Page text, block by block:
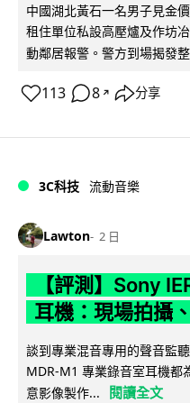
中國湖北黃石一名男子見金
租住單位私設高壓爐及作坊
動鄰居報警。警方到場揭發
113 8 ↗ 分享
3C科技 流動音樂
Lawton 2 日
【評測】Sony
耳機：現場拍攝
談到專業混音專用的聲音監
MDR-M1 專業錄音室耳機都
意影像製作...
閱讀全文